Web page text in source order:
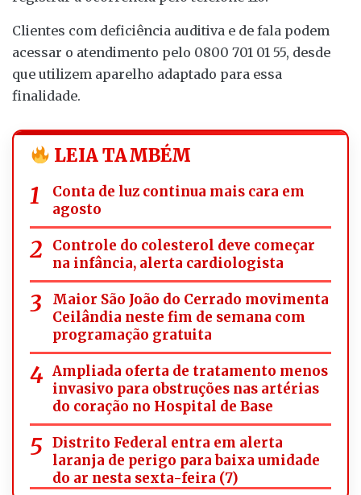
Clientes com deficiência auditiva e de fala podem
acessar o atendimento pelo 0800 701 01 55, desde
que utilizem aparelho adaptado para essa
finalidade.
LEIA TAMBÉM
Conta de luz continua mais cara em
agosto
Controle do colesterol deve começar
na infância, alerta cardiologista
Maior São João do Cerrado movimenta
Ceilândia neste fim de semana com
programação gratuita
Ampliada oferta de tratamento menos
invasivo para obstruções nas artérias
do coração no Hospital de Base
Distrito Federal entra em alerta
laranja de perigo para baixa umidade
do ar nesta sexta-feira (7)